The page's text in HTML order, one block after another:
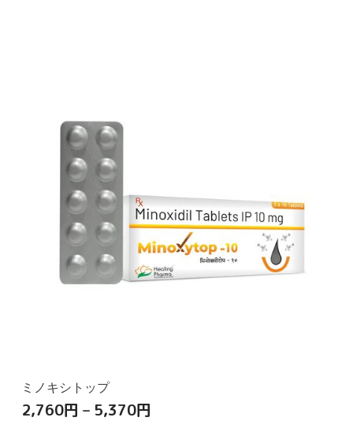
ミノキシトップ
2,760円 – 5,370円